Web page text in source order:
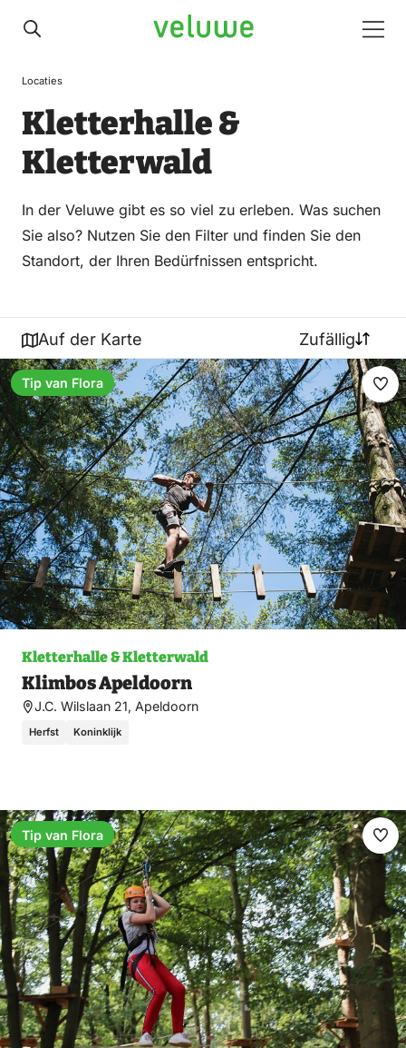
Veluwe
Locaties
Kletterhalle &
Kletterwald
In der Veluwe gibt es so viel zu erleben. Was suchen
Sie also? Nutzen Sie den Filter und finden Sie den
Standort, der Ihren Bedürfnissen entspricht.
Auf der Karte Zufällig
Kletterhalle & Kletterwald
Klimbos Apeldoorn
J.C. Wilslaan 21, Apeldoorn
Herfst Koninklijk
Tip van Flora
Tip van Flora